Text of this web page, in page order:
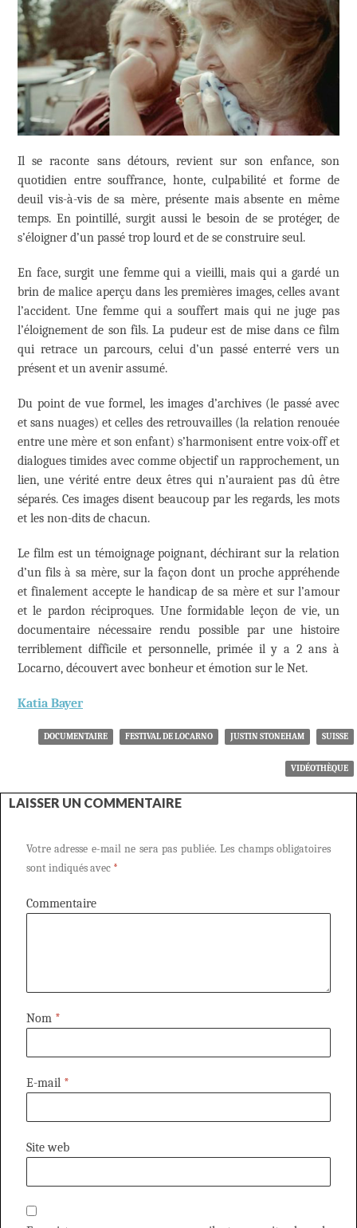
Il se raconte sans détours, revient sur son enfance, son
quotidien entre souffrance, honte, culpabilité et forme de
deuil vis-à-vis de sa mère, présente mais absente en même
temps. En pointillé, surgit aussi le besoin de se protéger, de
s’éloigner d’un passé trop lourd et de se construire seul.
En face, surgit une femme qui a vieilli, mais qui a gardé un
brin de malice aperçu dans les premières images, celles avant
l’accident. Une femme qui a souffert mais qui ne juge pas
l’éloignement de son fils. La pudeur est de mise dans ce film
qui retrace un parcours, celui d’un passé enterré vers un
présent et un avenir assumé.
Du point de vue formel, les images d’archives (le passé avec
et sans nuages) et celles des retrouvailles (la relation renouée
entre une mère et son enfant) s’harmonisent entre voix-off et
dialogues timides avec comme objectif un rapprochement, un
lien, une vérité entre deux êtres qui n’auraient pas dû être
séparés. Ces images disent beaucoup par les regards, les mots
et les non-dits de chacun.
Le film est un témoignage poignant, déchirant sur la relation
d’un fils à sa mère, sur la façon dont un proche appréhende
et finalement accepte le handicap de sa mère et sur l’amour
et le pardon réciproques. Une formidable leçon de vie, un
documentaire nécessaire rendu possible par une histoire
terriblement difficile et personnelle, primée il y a 2 ans à
Locarno, découvert avec bonheur et émotion sur le Net.
Katia Bayer
DOCUMENTAIRE FESTIVAL DE LOCARNO JUSTIN STONEHAM SUISSE
VIDÉOTHÈQUE
LAISSER UN COMMENTAIRE
Votre adresse e-mail ne sera pas publiée. Les champs obligatoires
sont indiqués avec *
Commentaire
Nom *
E-mail *
Site web